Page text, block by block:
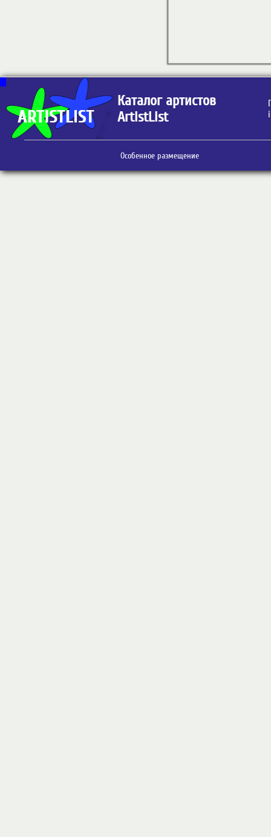
Каталог артистов
ArtistList
Особенное размещение